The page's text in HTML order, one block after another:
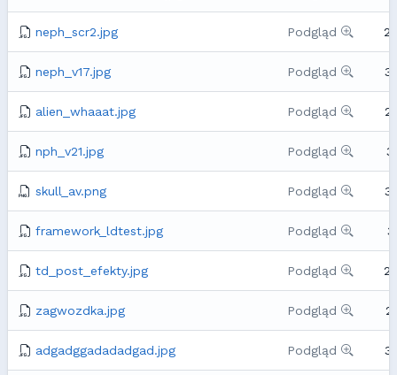
neph_scr2.jpg Podgląd
neph_v17.jpg Podgląd
alien_whaaat.jpg Podgląd
nph_v21.jpg Podgląd
skull_av.png Podgląd
framework_ldtest.jpg Podgląd
td_post_efekty.jpg Podgląd
zagwozdka.jpg Podgląd
adgadggadadadgad.jpg Podgląd